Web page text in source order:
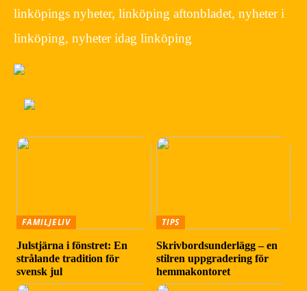
linköpings nyheter, linköping aftonbladet, nyheter i
linköping, nyheter idag linköping
FAMILJELIV
Julstjärna i fönstret: En
strålande tradition för
svensk jul
TIPS
Skrivbordsunderlägg – en
stilren uppgradering för
hemmakontoret